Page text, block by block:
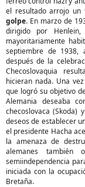
el resultado arrojo un
golpe. En marzo de
dirigido por
mayoritariamente
septiembre de 1938,
después de la
Checoslovaquia
hicieran nada. Una
que logró su objetivo
Alemania deseaba
checoslovaca
deseos de establecer
el presidente Hacha
la amenaza de
alemanes también
semiindependencia
iniciada con la
Bretaña.